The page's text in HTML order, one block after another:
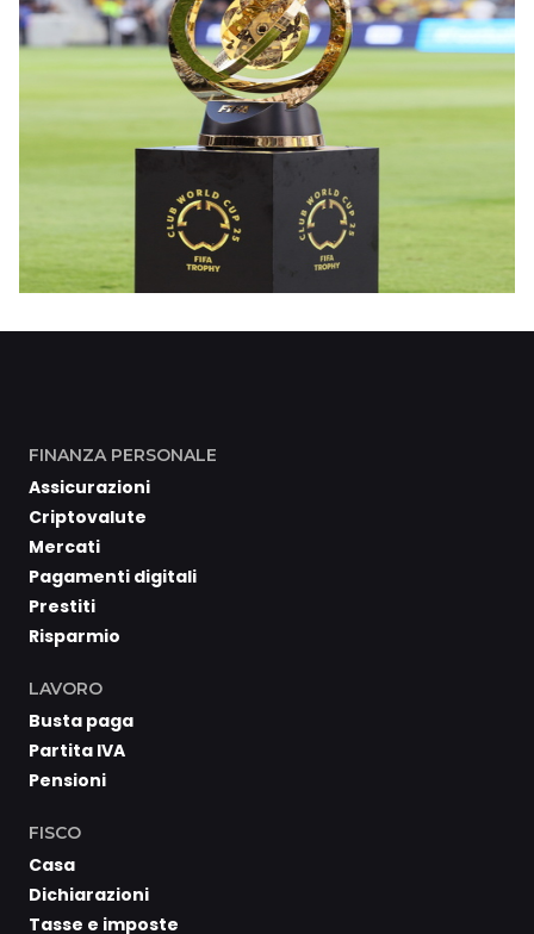
FINANZA PERSONALE
Assicurazioni
Criptovalute
Mercati
Pagamenti digitali
Prestiti
Risparmio
LAVORO
Busta paga
Partita IVA
Pensioni
FISCO
Casa
Dichiarazioni
Tasse e imposte